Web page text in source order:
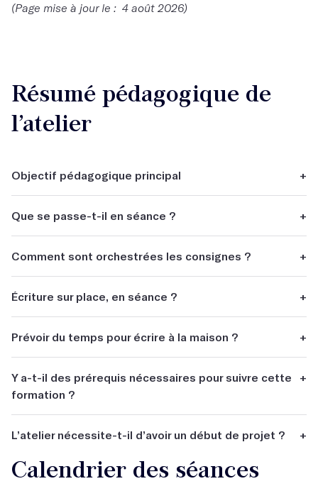
(Page mise à jour le : 4 août 2026)
Résumé pédagogique de
l’atelier
Objectif pédagogique principal +
scène.
Que se passe-t-il en séance ? +
Comment sont orchestrées les consignes ?
+
Écriture sur place, en séance ?
+
Prévoir du temps pour écrire à la maison ?
+
Y a-t-il des prérequis nécessaires pour suivre cette
formation ?
+
L’atelier nécessite-t-il d’avoir un début de projet ?
+
Non.
Calendrier des séances